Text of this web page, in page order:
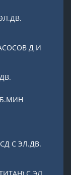
Д И
С ЭЛ.ДВ.
С ЭЛ.